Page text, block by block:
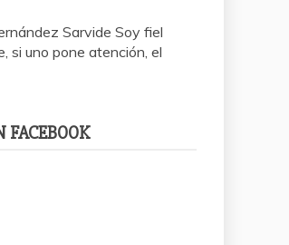
Sarvide Soy fiel
si uno pone atención, el
FACEBOOK